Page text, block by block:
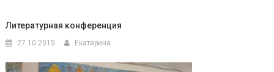
Литературная конференция
27.10.2015 Екатерина